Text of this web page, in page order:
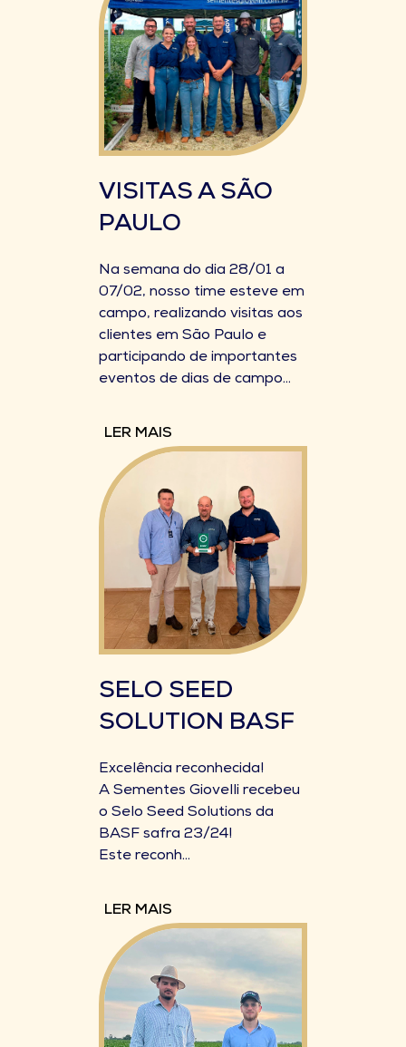
VISITAS A SÃO
PAULO
Na semana do dia 28/01 a
07/02, nosso time esteve em
campo, realizando visitas aos
clientes em São Paulo e
participando de importantes
eventos de dias de campo...
LER MAIS
SELO SEED
SOLUTION BASF
Excelência reconhecida!
A Sementes Giovelli recebeu
o Selo Seed Solutions da
BASF safra 23/24!
Este reconh...
LER MAIS